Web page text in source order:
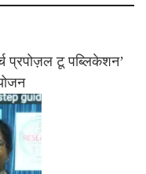
प्रपोज़ल टू पब्लिकेशन’